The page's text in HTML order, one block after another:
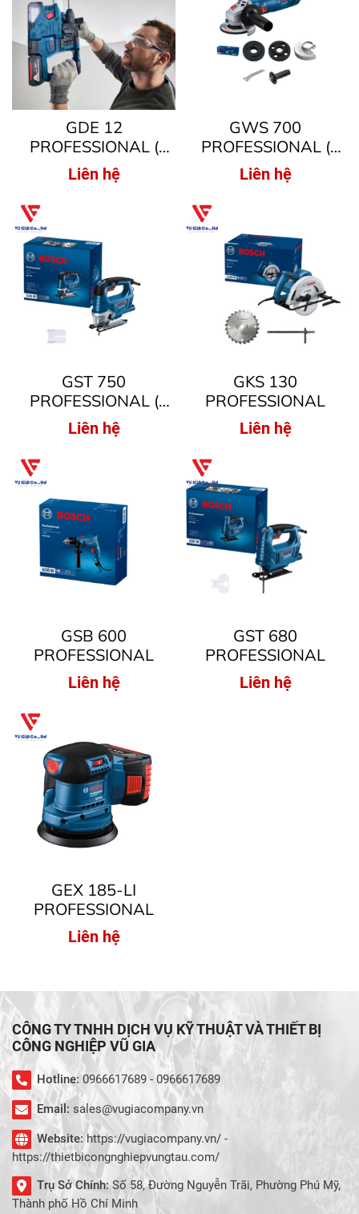
GDE 12
PROFESSIONAL (
MÁY KHOAN BÚA
GẮN HÚT BỤI DÙNG
MŨI SDS PLUS )
Liên hệ
GWS 700
PROFESSIONAL (
MÁY MÀI GÓC )
Liên hệ
GST 750
PROFESSIONAL (
CƯA LỘNG )
Liên hệ
GKS 130
PROFESSIONAL
Liên hệ
GSB 600
PROFESSIONAL
Liên hệ
GST 680
PROFESSIONAL
Liên hệ
GEX 185-LI
PROFESSIONAL
Liên hệ
CÔNG TY TNHH DỊCH VỤ KỸ THUẬT VÀ THIẾT BỊ
CÔNG NGHIỆP VŨ GIA
Hotline: 0966617689 - 0966617689
Email: sales@vugiacompany.vn
Website: https://vugiacompany.vn/ -
https://thietbicongnghiepvungtau.com/
Trụ Sở Chính: Số 58, Đường Nguyễn Trãi, Phường Phú Mỹ,
Thành phố Hồ Chí Minh